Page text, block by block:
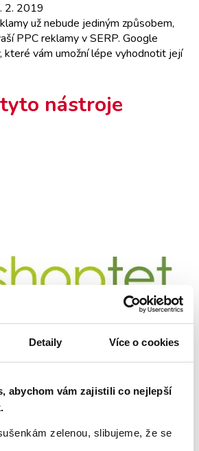
Detaily Více o cookies
abychom vám zajistili co nejlepší
zelenou, slibujeme, že se
2. 2019
už nebude jediným způsobem,
PPC reklamy v SERP. Google
které vám umožní lépe vyhodnotit její
nástroje